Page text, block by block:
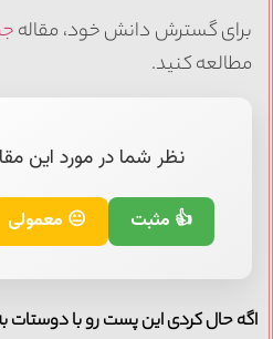
برای گسترش دانش خود، مقاله
مطالعه کنید.
نظر شما در مورد این
👍 مثبت 😐 معمولی
اگه حال کردی این پست رو با دوستات